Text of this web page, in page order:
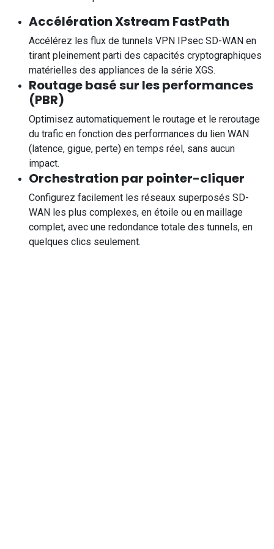
Accélération Xstream FastPath
Accélérez les flux de tunnels VPN IPsec SD-WAN en
tirant pleinement parti des capacités cryptographiques
matérielles des appliances de la série XGS.
Routage basé sur les performances
(PBR)
Optimisez automatiquement le routage et le reroutage
du trafic en fonction des performances du lien WAN
(latence, gigue, perte) en temps réel, sans aucun
impact.
Orchestration par pointer-cliquer
Configurez facilement les réseaux superposés SD-
WAN les plus complexes, en étoile ou en maillage
complet, avec une redondance totale des tunnels, en
quelques clics seulement.